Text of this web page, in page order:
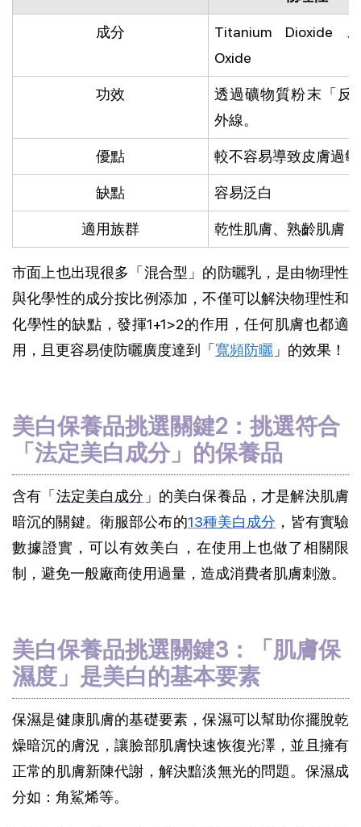
成分
Titanium Dioxide
Oxide
功效
透過礦物質粉末「反
外線。
優點 較不容易導致皮膚過敏
缺點 容易泛白
適用族群 乾性肌膚、熟齡肌膚
市面上也出現很多「混合型」的防曬乳，是由物理性
與化學性的成分按比例添加，不僅可以解決物理性和
化學性的缺點，發揮1+1>2的作用，任何肌膚也都適
用，且更容易使防曬廣度達到「寬頻防曬 」的效果！
美白保養品挑選關鍵2：挑選符合
「法定美白成分」的保養品
含有「法定美白成分 」的美白保養品，才是解決肌膚
暗沉的關鍵。衛服部公布的13種美白成分 ，皆有實驗
數據證實，可以有效美白，在使用上也做了相關限
制，避免一般廠商使用過量，造成消費者肌膚刺激。
美白保養品挑選關鍵3：「肌膚保
濕度」是美白的基本要素
保濕是健康肌膚的基礎要素，保濕可以幫助你擺脫乾
燥暗沉的膚況，讓臉部肌膚快速恢復光澤，並且擁有
正常的肌膚新陳代謝，解決黯淡無光的問題。保濕成
分如：角鯊烯等。